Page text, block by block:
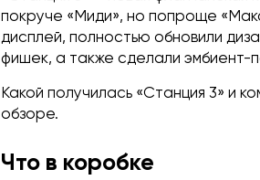
покруче «Миди», но попроще
дисплей, полностью обновили
фишек, а также сделали эмбиент-
Какой получилась «Станция 3» и
обзоре.
Что в коробке